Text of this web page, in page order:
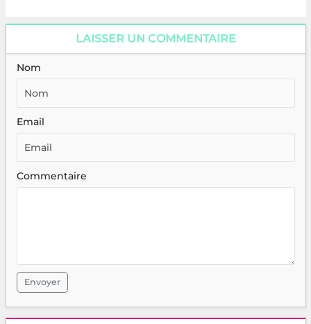
LAISSER UN COMMENTAIRE
Nom
Email
Commentaire
Envoyer